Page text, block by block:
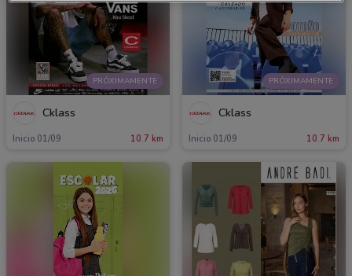
PRÓXIMAMENTE
Cklass
Inicio 01/09 10.7 km
PRÓXIMAMENTE
Cklass
Inicio 01/09 10.7 km